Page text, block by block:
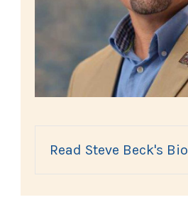
Read Steve Beck's Bio